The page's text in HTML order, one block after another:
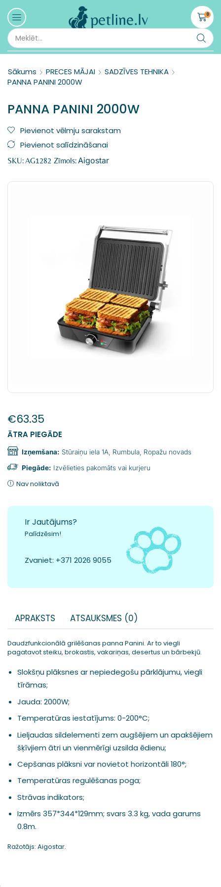
0
Sākums PRECES MĀJAI
SADZĪVES TEHNIKA
PANNA PANINI 2000W
PANNA PANINI 2000W
Pievienot vēlmju sarakstam
Pievienot salīdzināšanai
SKU:AG1282 Zīmols:Aigostar
€63.35
ĀTRA PIEGĀDE
Izņemšana: Stūraiņu iela 1A, Rumbula, Ropažu novads
Piegāde: Izvēlieties pakomāts vai kurjeru
Nav noliktavā
Ir Jautājums?
Palīdzēsim!
Zvaniet: +371 2026 9055
APRAKSTS ATSAUKSMES (0)
Daudzfunkcionālā grilēšanas panna Panini. Ar to viegli
pagatavot steiku, brokastis, vakariņas, desertus un bārbekjū.
Slokšņu plāksnes ar nepiedegošu pārklājumu, viegli
tīrāmas;
Jauda: 2000W;
Temperatūras iestatījums: 0-200°C;
Lieljaudas sildelementi zem augšējiem un apakšējiem
šķīvjiem ātri un vienmērīgi uzsilda ēdienu;
Cepšanas plāksni var novietot horizontāli 180°;
Temperatūras regulēšanas poga;
Strāvas indikators;
Izmērs 357*344*129mm; svars 3.3 kg, vada garums
0.8m.
Ražotājs: Aigostar.